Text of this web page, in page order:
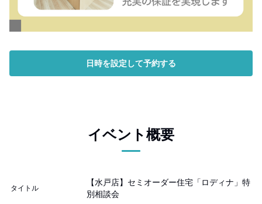
日時を設定して予約する
イベント概要
タイトル
【水戸店】セミオーダー住宅「ロディナ」特
別相談会